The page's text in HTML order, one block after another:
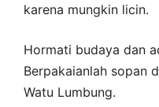
karena mungkin licin.
Hormati budaya dan
Berpakaianlah sopan
Watu Lumbung.